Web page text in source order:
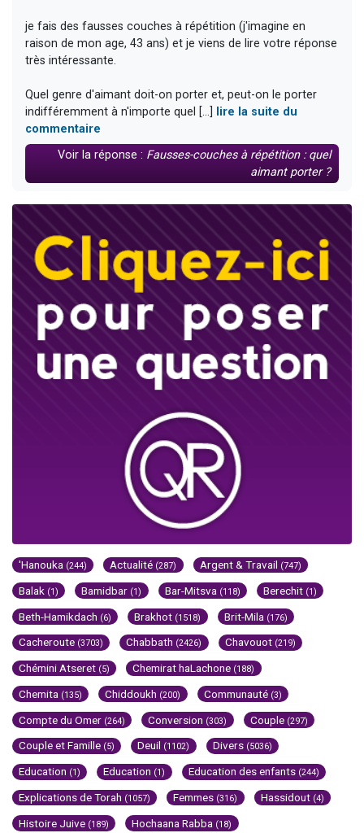
je fais des fausses couches à répétition (j'imagine en
raison de mon age, 43 ans) et je viens de lire votre réponse
très intéressante.
Quel genre d'aimant doit-on porter et, peut-on le porter
indifféremment à n'importe quel [...]
lire la suite du
commentaire
Voir la réponse : Fausses-couches à répétition : quel
aimant porter ?
'Hanouka (244) Actualité (287) Argent & Travail (747)
Balak (1) Bamidbar (1) Bar-Mitsva (118) Berechit (1)
Beth-Hamikdach (6) Brakhot (1518) Brit-Mila (176)
Cacheroute (3703) Chabbath (2426) Chavouot (219)
Chémini Atseret (5) Chemirat haLachone (188)
Chemita (135) Chiddoukh (200) Communauté (3)
Compte du Omer (264) Conversion (303) Couple (297)
Couple et Famille (5) Deuil (1102) Divers (5036)
Education (1) Education (1) Education des enfants (244)
Explications de Torah (1057) Femmes (316) Hassidout (4)
Histoire Juive (189) Hochaana Rabba (18)